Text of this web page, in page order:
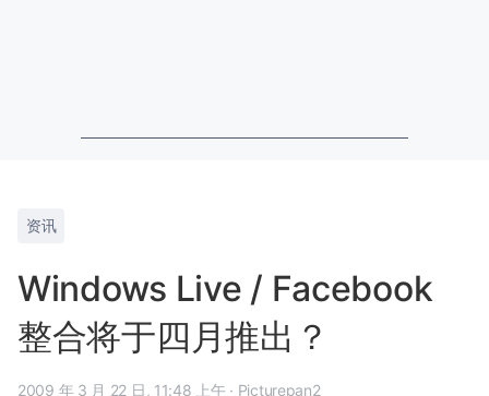
资讯
Windows Live / Facebook
整合将于四月推出？
2009 年 3 月 22 日, 11:48 上午 · Picturepan2